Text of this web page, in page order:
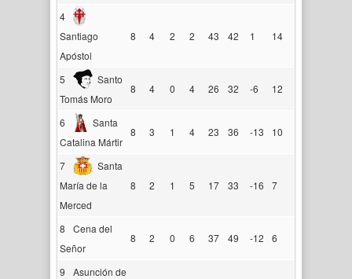
4
Santiago
Apóstol
8 4 2 2 43 42 1 14
5
Santo
Tomás Moro
8 4 0 4 26 32 -6 12
6
Santa
Catalina Mártir
8 3 1 4 23 36 -13 10
7
Santa
María de la
Merced
8 2 1 5 17 33 -16 7
8
Cena del
Señor
8 2 0 6 37 49 -12 6
9
Asunción de